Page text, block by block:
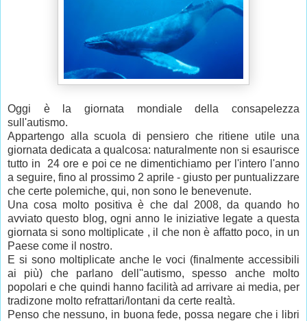
Oggi è la giornata mondiale della consapelezza
sull'autismo.
Appartengo alla scuola di pensiero che ritiene utile una
giornata dedicata a qualcosa: naturalmente non si esaurisce
tutto in 24 ore e poi ce ne dimentichiamo per l'intero l'anno
a seguire, fino al prossimo 2 aprile - giusto per puntualizzare
che certe polemiche, qui, non sono le benevenute.
Una cosa molto positiva è che dal 2008, da quando ho
avviato questo blog, ogni anno le iniziative legate a questa
giornata si sono moltiplicate , il che non è affatto poco, in un
Paese come il nostro.
E si sono moltiplicate anche le voci (finalmente accessibili
ai più) che parlano dell''autismo, spesso anche molto
popolari e che quindi hanno facilità ad arrivare ai media, per
tradizone molto refrattari/lontani da certe realtà.
Penso che nessuno, in buona fede, possa negare che i libri